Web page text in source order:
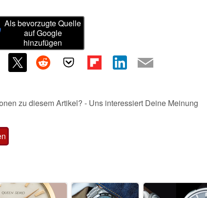
Als bevorzugte Quelle
auf Google
hinzufügen
zu diesem Artikel? - Uns interessiert Deine Meinung